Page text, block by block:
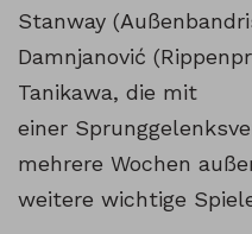
Stanway
Damnjanović
Tanikawa, die mit
einer
mehrere Wochen
weitere wichtige